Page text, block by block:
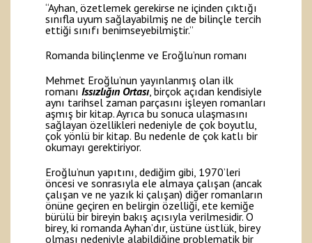
“Ayhan, özetlemek gerekirse ne içinden çıktığı
sınıfla uyum sağlayabilmiş ne de bilinçle tercih
ettiği sınıfı benimseyebilmiştir.”
Romanda bilinçlenme ve Eroğlu’nun romanı
Mehmet Eroğlu’nun yayınlanmış olan ilk
romanı Issızlığın Ortası, birçok açıdan kendisiyle
aynı tarihsel zaman parçasını işleyen romanları
aşmış bir kitap. Ayrıca bu sonuca ulaşmasını
sağlayan özellikleri nedeniyle de çok boyutlu,
çok yönlü bir kitap. Bu nedenle de çok katlı bir
okumayı gerektiriyor.
Eroğlu’nun yapıtını, dediğim gibi, 1970’leri
öncesi ve sonrasıyla ele almaya çalışan (ancak
çalışan ve ne yazık ki çalışan) diğer romanların
önüne geçiren en belirgin özelliği, ete kemiğe
bürülü bir bireyin bakış açısıyla verilmesidir. O
birey, ki romanda Ayhan’dır, üstüne üstlük, birey
olması nedeniyle alabildiğine problematik bir